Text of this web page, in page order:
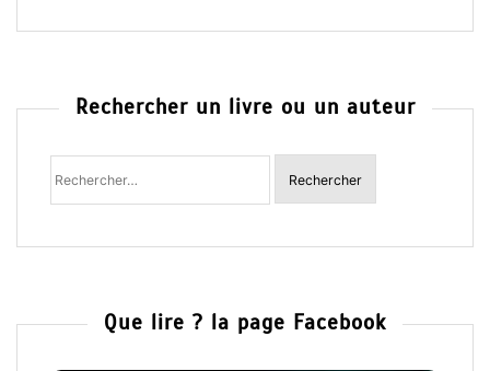
Rechercher un livre ou un auteur
Rechercher
Que lire ? la page Facebook